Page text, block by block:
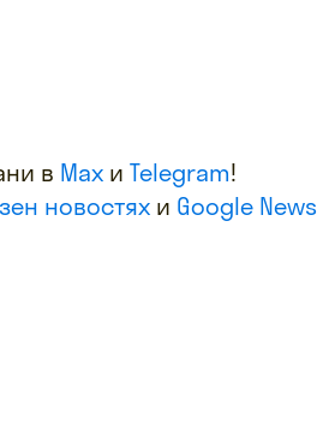
в Max и Telegram!
новостях и Google News